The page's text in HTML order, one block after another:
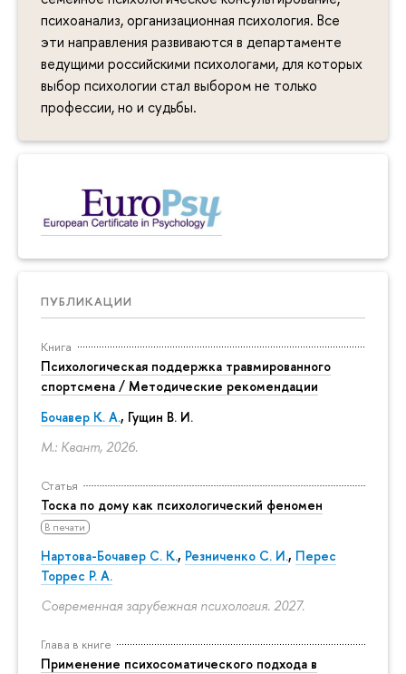
психоанализ, организационная психология. Все
эти направления развиваются в департаменте
ведущими российскими психологами, для которых
выбор психологии стал выбором не только
профессии, но и судьбы.
ПУБЛИКАЦИИ
Книга
Психологическая поддержка травмированного
спортсмена / Методические рекомендации
Бочавер К. А., Гущин В. И.
М.: Квант, 2026.
Статья
Тоска по дому как психологический феномен
В печати
Нартова-Бочавер С. К., Резниченко С. И., Перес
Торрес Р. А.
Современная зарубежная психология. 2027.
Глава в книге
Применение психосоматического подхода в